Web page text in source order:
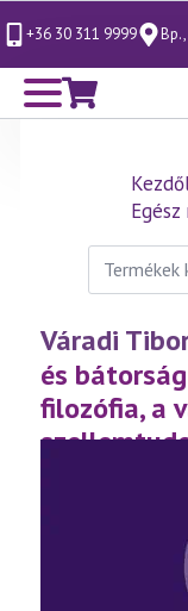
+36 30 311 9999
Keresés
Váradi
és
filozófia, a